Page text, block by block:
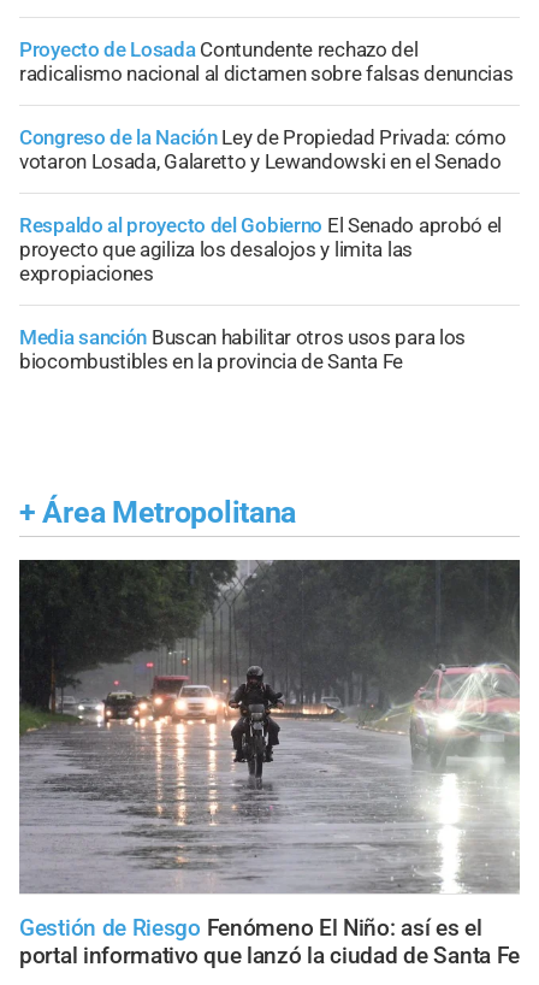
Proyecto de Losada Contundente rechazo del
radicalismo nacional al dictamen sobre falsas denuncias
Congreso de la Nación Ley de Propiedad Privada: cómo
votaron Losada, Galaretto y Lewandowski en el Senado
Respaldo al proyecto del Gobierno El Senado aprobó el
proyecto que agiliza los desalojos y limita las
expropiaciones
Media sanción Buscan habilitar otros usos para los
biocombustibles en la provincia de Santa Fe
+ Área Metropolitana
Gestión de Riesgo Fenómeno El Niño: así es el
portal informativo que lanzó la ciudad de Santa Fe